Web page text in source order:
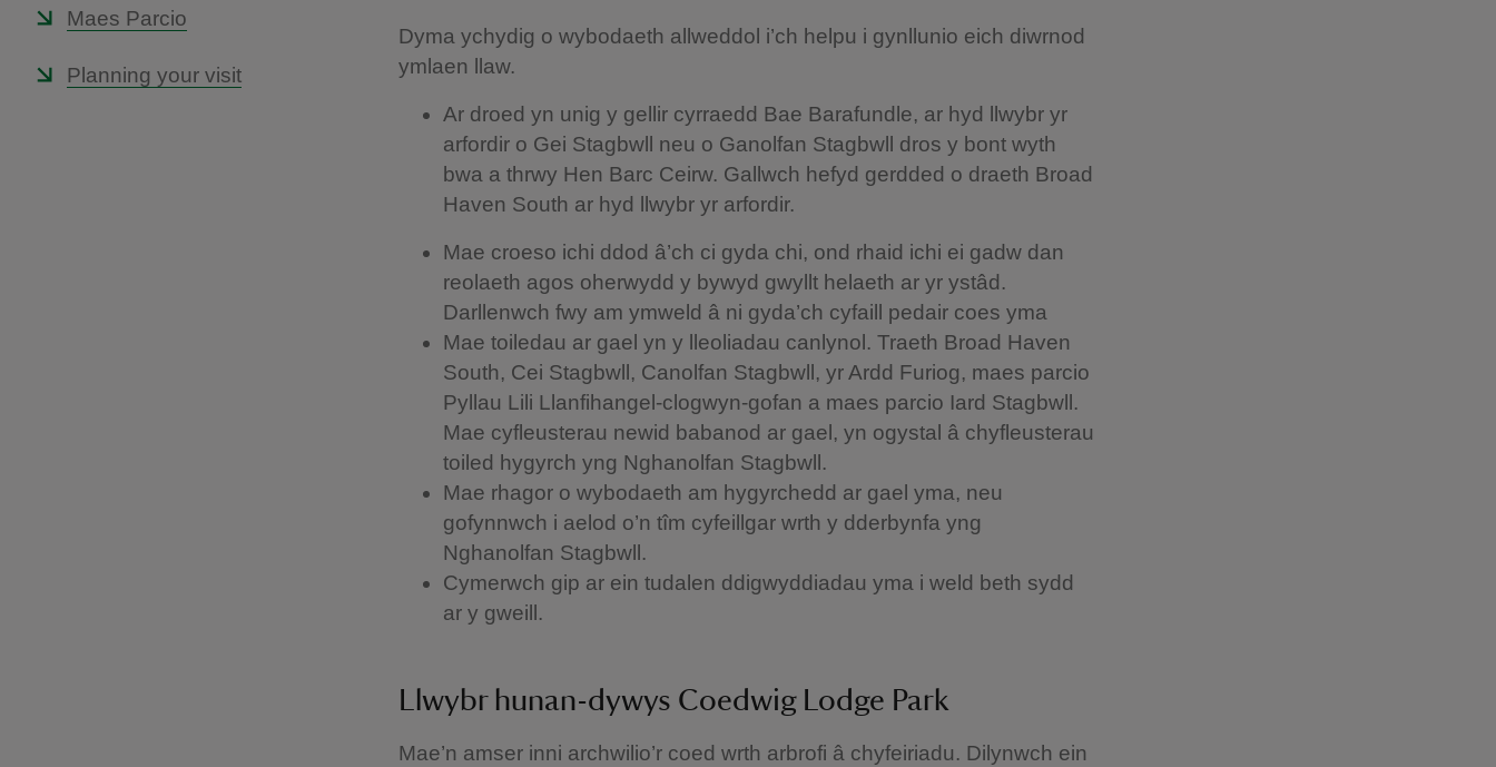
Maes Parcio
Planning your visit
Dyma ychydig o wybodaeth allweddol i’ch helpu i gynllunio eich diwrnod
ymlaen llaw.
Ar droed yn unig y gellir cyrraedd Bae Barafundle, ar hyd llwybr yr
arfordir o Gei Stagbwll neu o Ganolfan Stagbwll dros y bont wyth
bwa a thrwy Hen Barc Ceirw. Gallwch hefyd gerdded o draeth Broad
Haven South ar hyd llwybr yr arfordir.
Mae croeso ichi ddod â’ch ci gyda chi, ond rhaid ichi ei gadw dan
reolaeth agos oherwydd y bywyd gwyllt helaeth ar yr ystâd.
Darllenwch fwy am ymweld â ni gyda’ch cyfaill pedair coes yma
Mae toiledau ar gael yn y lleoliadau canlynol. Traeth Broad Haven
South, Cei Stagbwll, Canolfan Stagbwll, yr Ardd Furiog, maes parcio
Pyllau Lili Llanfihangel-clogwyn-gofan a maes parcio Iard Stagbwll.
Mae cyfleusterau newid babanod ar gael, yn ogystal â chyfleusterau
toiled hygyrch yng Nghanolfan Stagbwll.
Mae rhagor o wybodaeth am hygyrchedd ar gael yma, neu
gofynnwch i aelod o’n tîm cyfeillgar wrth y dderbynfa yng
Nghanolfan Stagbwll.
Cymerwch gip ar ein tudalen ddigwyddiadau yma i weld beth sydd
ar y gweill.
Llwybr hunan-dywys Coedwig Lodge Park
Mae’n amser inni archwilio’r coed wrth arbrofi â chyfeiriadu. Dilynwch ein